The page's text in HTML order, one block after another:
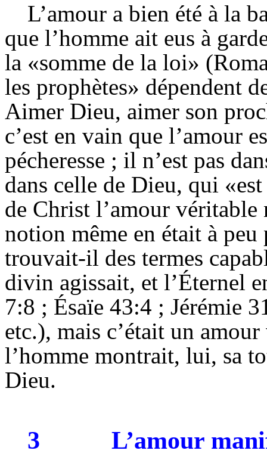
L’amour a bien été à la
que l’homme ait eus à
la «somme de la loi»
les prophètes» dépendent
Aimer Dieu, aimer son
c’est en vain que l’amour
pécheresse ; il n’est pas
dans celle de Dieu, qui
de Christ l’amour véritable
notion même en était à peu
trouvait-il des termes
divin agissait, et l’Éternel
7:8 ; Ésaïe 43:4 ; Jérémie
etc.), mais c’était un
l’homme montrait, lui, sa
Dieu.
3 L’amour